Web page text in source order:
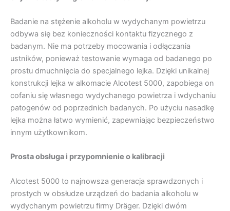
Badanie na stężenie alkoholu w wydychanym powietrzu
odbywa się bez konieczności kontaktu fizycznego z
badanym. Nie ma potrzeby mocowania i odłączania
ustników, ponieważ testowanie wymaga od badanego po
prostu dmuchnięcia do specjalnego lejka. Dzięki unikalnej
konstrukcji lejka w alkomacie Alcotest 5000, zapobiega on
cofaniu się własnego wydychanego powietrza i wdychaniu
patogenów od poprzednich badanych. Po użyciu nasadkę
lejka można łatwo wymienić, zapewniając bezpieczeństwo
innym użytkownikom.
Prosta obsługa i przypomnienie o kalibracji
Alcotest 5000 to najnowsza generacja sprawdzonych i
prostych w obsłudze urządzeń do badania alkoholu w
wydychanym powietrzu firmy Dräger. Dzięki dwóm